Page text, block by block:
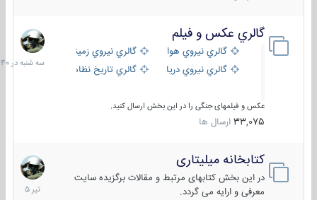
گالري عكس و فيلم
گالري نيروي هوايي
گالري نيروي زميني
گالري نيروي دريايي
گالري تاریخ نظامی
عکس و فیلمهای جنگی را در این بخش ارسال کنید.
33,075 ارسال ها
سه
شنبه
در
کتابخانه میلیتاری
در این بخش کتابهای مرتبط و مقالات برگزیده سایت
معرفی و ارایه می گردد.
16
تیر
1405